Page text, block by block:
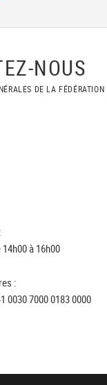
NOUS
DE LA
à 16h00
:
0030 7000 0183 0000